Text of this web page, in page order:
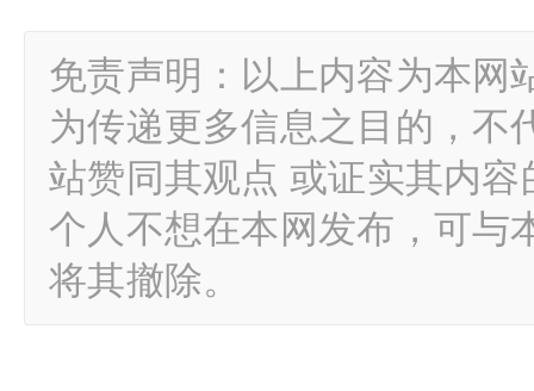
免责声明：以上内容为本网
为传递更多信息之目的，不
站赞同其观点 或证实其内
个人不想在本网发布，可与
将其撤除。